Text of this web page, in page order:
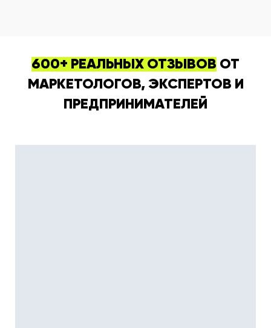
600+ РЕАЛЬНЫХ ОТЗЫВОВ ОТ
МАРКЕТОЛОГОВ, ЭКСПЕРТОВ И
ПРЕДПРИНИМАТЕЛЕЙ